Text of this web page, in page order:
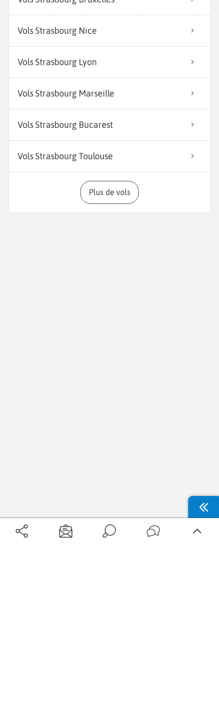
Vols Strasbourg Nice
Vols Strasbourg Lyon
Vols Strasbourg Marseille
Vols Strasbourg Bucarest
Vols Strasbourg Toulouse
Plus de vols